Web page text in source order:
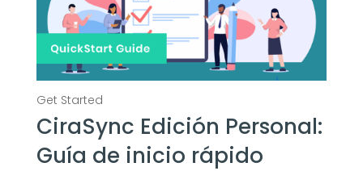
CiraSync Edición Personal:
Guía de inicio rápido